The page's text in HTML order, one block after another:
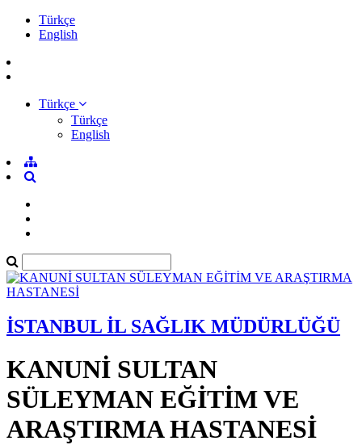
Türkçe
English
Türkçe
Türkçe
English
İSTANBUL İL SAĞLIK MÜDÜRLÜĞÜ
KANUNİ SULTAN
SÜLEYMAN EĞİTİM VE
ARAŞTIRMA HASTANESİ